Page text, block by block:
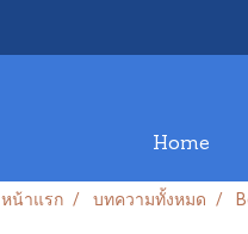
Home
หน้าแรก บทความทั้งหมด